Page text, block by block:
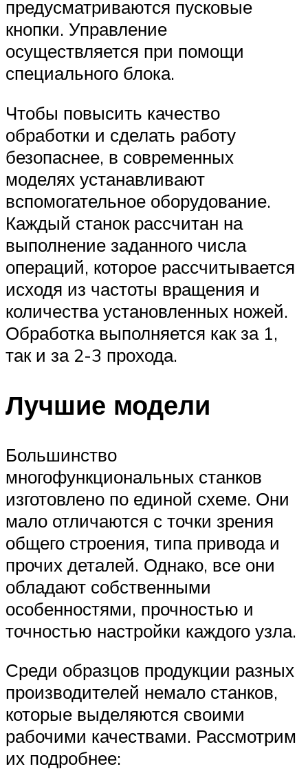
предусматриваются пусковые
кнопки. Управление
осуществляется при помощи
специального блока.
Чтобы повысить качество
обработки и сделать работу
безопаснее, в современных
моделях устанавливают
вспомогательное оборудование.
Каждый станок рассчитан на
выполнение заданного числа
операций, которое рассчитывается
исходя из частоты вращения и
количества установленных ножей.
Обработка выполняется как за 1,
так и за 2-3 прохода.
Лучшие модели
Большинство
многофункциональных станков
изготовлено по единой схеме. Они
мало отличаются с точки зрения
общего строения, типа привода и
прочих деталей. Однако, все они
обладают собственными
особенностями, прочностью и
точностью настройки каждого узла.
Среди образцов продукции разных
производителей немало станков,
которые выделяются своими
рабочими качествами. Рассмотрим
их подробнее: